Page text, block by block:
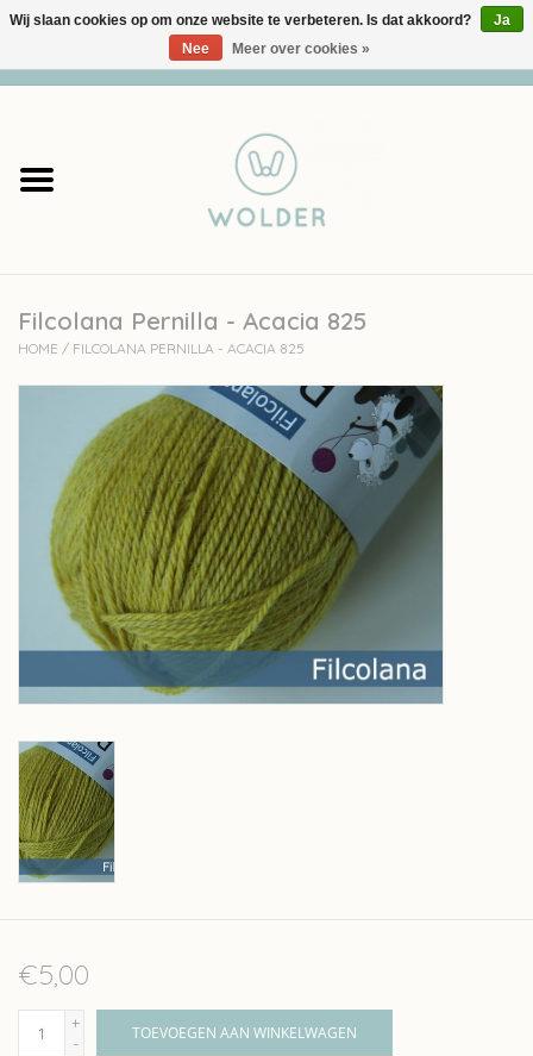
Garens
Accessoires
workshops
Cadeaubon
Solden
Over wolder
Filcolana Pernilla - Acacia 825
HOME / FILCOLANA PERNILLA - ACACIA 825
€5,00
+
-
TOEVOEGEN AAN WINKELWAGEN
Wij slaan cookies op om onze website te verbeteren. Is dat akkoord?
Ja
Nee
Meer over cookies »